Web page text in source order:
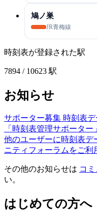
鳩ノ巣
JR青梅線
時刻表が登録された駅
7894 / 10623 駅
お知らせ
サポーター募集 時刻表
「時刻表管理サポーター
他のユーザーに時刻表デ
ニティフォーラムをご利
その他のお知らせは コ
い。
はじめての方へ